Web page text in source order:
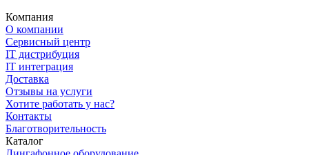
Компания
О компании
Сервисный центр
IT дистрибуция
IT интеграция
Доставка
Отзывы на услуги
Хотите работать у нас?
Контакты
Благотворительность
Каталог